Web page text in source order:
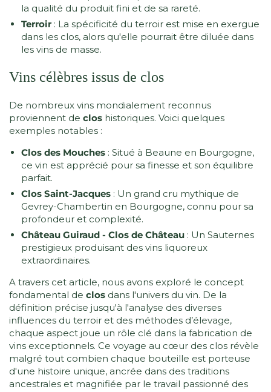
la qualité du produit fini et de sa rareté.
Terroir : La spécificité du terroir est mise en exergue
dans les clos, alors qu'elle pourrait être diluée dans
les vins de masse.
Vins célèbres issus de clos
De nombreux vins mondialement reconnus
proviennent de clos historiques. Voici quelques
exemples notables :
Clos des Mouches : Situé à Beaune en Bourgogne,
ce vin est apprécié pour sa finesse et son équilibre
parfait.
Clos Saint-Jacques : Un grand cru mythique de
Gevrey-Chambertin en Bourgogne, connu pour sa
profondeur et complexité.
Château Guiraud - Clos de Château : Un Sauternes
prestigieux produisant des vins liquoreux
extraordinaires.
A travers cet article, nous avons exploré le concept
fondamental de clos dans l'univers du vin. De la
définition précise jusqu'à l'analyse des diverses
influences du terroir et des méthodes d’élevage,
chaque aspect joue un rôle clé dans la fabrication de
vins exceptionnels. Ce voyage au cœur des clos révèle
malgré tout combien chaque bouteille est porteuse
d'une histoire unique, ancrée dans des traditions
ancestrales et magnifiée par le travail passionné des